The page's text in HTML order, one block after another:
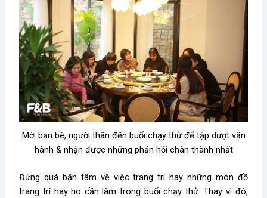
Mời bạn bè, người thân đến buổi chạy thử để tập dượt vận
hành & nhận được những phản hồi chân thành nhất
Đừng quá bận tâm về việc trang trí hay những món đồ
trang trí hay ho cần làm trong buổi chạy thử. Thay vì đó,